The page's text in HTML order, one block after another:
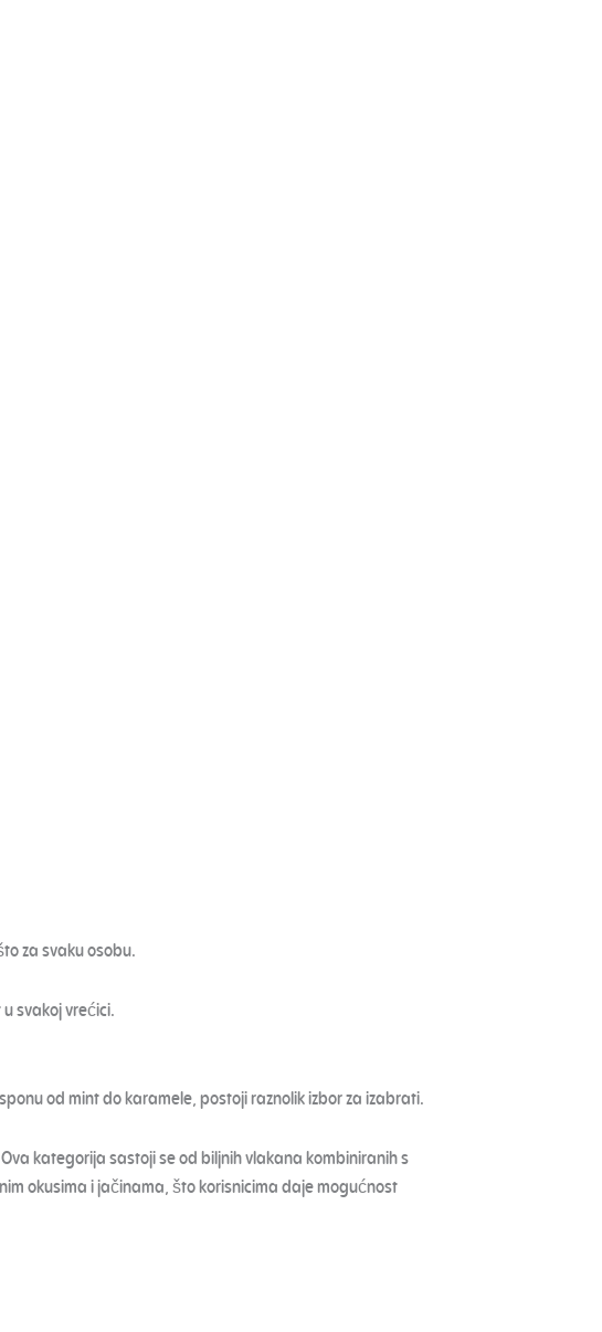
za svaku osobu.
svakoj vrećici.
od mint do karamele, postoji raznolik izbor za izabrati.
kategorija sastoji se od biljnih vlakana kombiniranih s
okusima i jačinama, što korisnicima daje mogućnost